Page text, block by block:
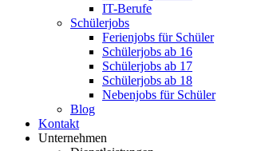
IT-Berufe
Schülerjobs
Ferienjobs für Schüler
Schülerjobs ab 16
Schülerjobs ab 17
Schülerjobs ab 18
Nebenjobs für Schüler
Blog
Kontakt
Unternehmen